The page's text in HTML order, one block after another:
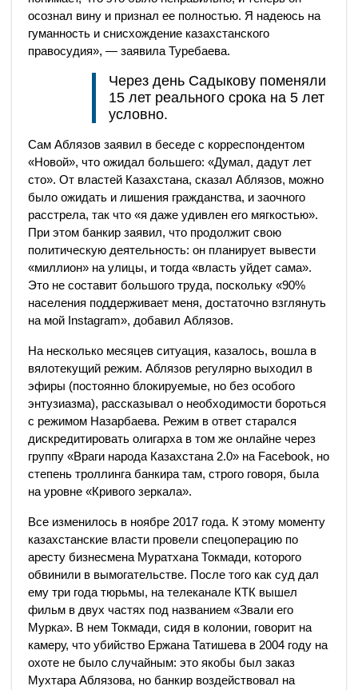
осознал вину и признал ее полностью. Я надеюсь на
гуманность и снисхождение казахстанского
правосудия», — заявила Туребаева.
Через день Садыкову поменяли
15 лет реального срока на 5 лет
условно.
Сам Аблязов заявил в беседе с корреспондентом
«Новой», что ожидал большего: «Думал, дадут лет
сто». От властей Казахстана, сказал Аблязов, можно
было ожидать и лишения гражданства, и заочного
расстрела, так что «я даже удивлен его мягкостью».
При этом банкир заявил, что продолжит свою
политическую деятельность: он планирует вывести
«миллион» на улицы, и тогда «власть уйдет сама».
Это не составит большого труда, поскольку «90%
населения поддерживает меня, достаточно взглянуть
на мой Instagram», добавил Аблязов.
На несколько месяцев ситуация, казалось, вошла в
вялотекущий режим. Аблязов регулярно выходил в
эфиры (постоянно блокируемые, но без особого
энтузиазма), рассказывал о необходимости бороться
с режимом Назарбаева. Режим в ответ старался
дискредитировать олигарха в том же онлайне через
группу «Враги народа Казахстана 2.0» на Facebook, но
степень троллинга банкира там, строго говоря, была
на уровне «Кривого зеркала».
Все изменилось в ноябре 2017 года. К этому моменту
казахстанские власти провели спецоперацию по
аресту бизнесмена Муратхана Токмади, которого
обвинили в вымогательстве. После того как суд дал
ему три года тюрьмы, на телеканале КТК вышел
фильм в двух частях под названием «Звали его
Мурка». В нем Токмади, сидя в колонии, говорит на
камеру, что убийство Ержана Татишева в 2004 году на
охоте не было случайным: это якобы был заказ
Мухтара Аблязова, но банкир воздействовал на